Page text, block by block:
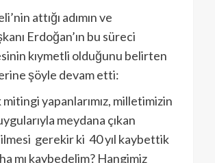
attığı adımın ve
Erdoğan’ın bu süreci
kıymetli olduğunu belirten
şöyle devam etti:
yapanlarımız, milletimizin
meydana çıkan
gerekir ki 40 yıl kaybettik
mı kaybedelim? Hangimiz